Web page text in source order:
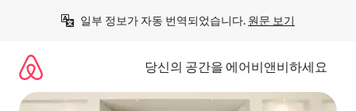
일부 정보가 자동 번역되었습니다. 원문 보기
당신의 공간을 에어비앤비하세요